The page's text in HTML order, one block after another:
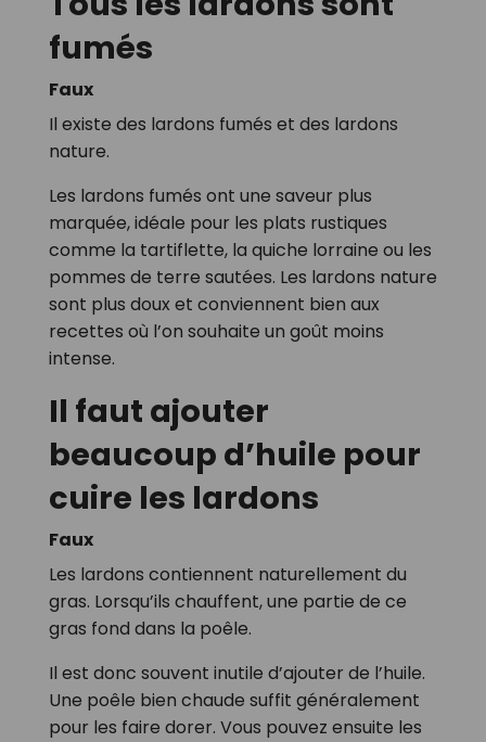
fumés
Faux
Il existe des lardons fumés et des lardons
nature.
Les lardons fumés ont une saveur plus
marquée, idéale pour les plats rustiques
comme la tartiflette, la quiche lorraine ou les
pommes de terre sautées. Les lardons nature
sont plus doux et conviennent bien aux
recettes où l’on souhaite un goût moins
intense.
Il faut ajouter
beaucoup d’huile pour
cuire les lardons
Faux
Les lardons contiennent naturellement du
gras. Lorsqu’ils chauffent, une partie de ce
gras fond dans la poêle.
Il est donc souvent inutile d’ajouter de l’huile.
Une poêle bien chaude suffit généralement
pour les faire dorer. Vous pouvez ensuite les